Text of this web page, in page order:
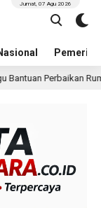
Jumat, 07 Agu 2026
23 jam lalu Pria